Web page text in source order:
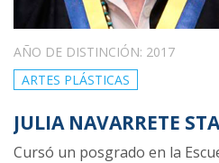
AÑO DE DISTINCIÓN: 2017
ARTES PLÁSTICAS
JULIA NAVARRETE
Cursó un posgrado en la